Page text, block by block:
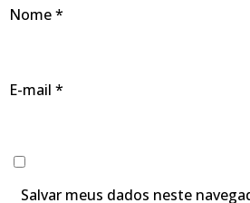
Nome*
E-mail *
Salvar meus dados neste